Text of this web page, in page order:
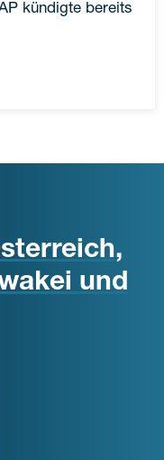
kündigte bereits
und